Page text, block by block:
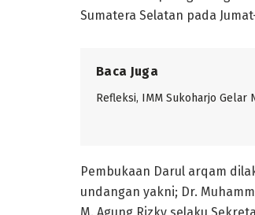
Sumatera Selatan pada
Baca Juga
Refleksi, IMM Sukoharjo Gelar
Pembukaan Darul arqam
undangan yakni; Dr.